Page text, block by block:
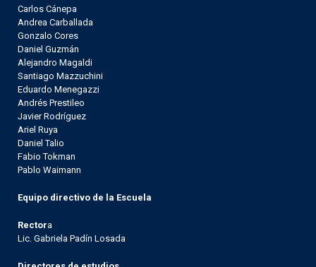
Carlos Cánepa
Andrea Carballada
Gonzalo Cores
Daniel Guzmán
Alejandro Magaldi
Santiago Mazzuchini
Eduardo Menegazzi
Andrés Prestileo
Javier Rodríguez
Ariel Ruya
Daniel Talio
Fabio Tokman
Pablo Waimann
Equipo directivo de la Escuela
Rectora
Lic. Gabriela Padín Losada